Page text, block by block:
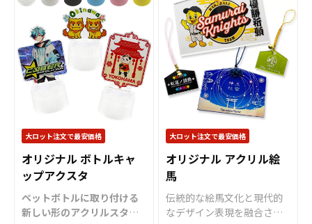
大ロット注文で最安価格
オリジナル ボトルキャ
ップアクスタ
ペットボトルに取り付ける
新しい形のアクリルスタン
大ロット注文で最安価格
オリジナル アクリル絵
馬
伝統的な絵馬文化と現代的
なデザイン表現を融合させ